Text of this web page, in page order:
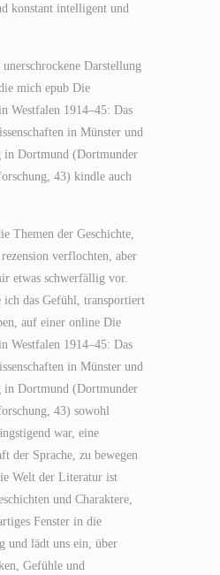
konstant intelligent und
Darstellung
mich epub Die
Westfalen 1914–45: Das
in Münster und
in Dortmund (Dortmunder
43) kindle auch
Themen der Geschichte,
verflochten, aber
etwas schwerfällig vor.
ich das Gefühl, transportiert
auf einer online Die
Westfalen 1914–45: Das
in Münster und
in Dortmund (Dortmunder
43) sowohl
war, eine
der Sprache, zu bewegen
Welt der Literatur ist
und Charaktere,
Fenster in die
und lädt uns ein, über
Gefühle und